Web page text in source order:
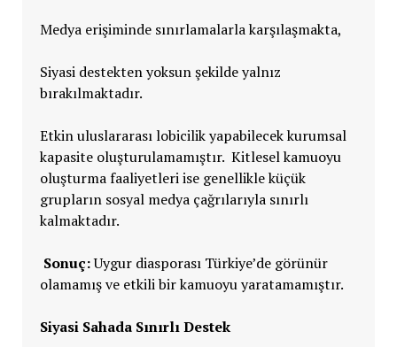
Medya erişiminde sınırlamalarla karşılaşmakta,
Siyasi destekten yoksun şekilde yalnız
bırakılmaktadır.
Etkin uluslararası lobicilik yapabilecek kurumsal
kapasite oluşturulamamıştır. Kitlesel kamuoyu
oluşturma faaliyetleri ise genellikle küçük
grupların sosyal medya çağrılarıyla sınırlı
kalmaktadır.
Sonuç:Uygur diasporası Türkiye’de görünür
olamamış ve etkili bir kamuoyu yaratamamıştır.
Siyasi Sahada Sınırlı Destek